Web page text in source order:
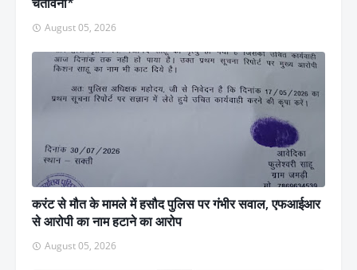
August 05, 2026
करंट से मौत के मामले में हसौद पुलिस पर गंभीर सवाल, एफआईआर
से आरोपी का नाम हटाने का आरोप
August 05, 2026